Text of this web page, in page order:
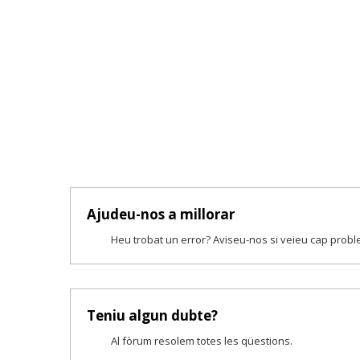
Ajudeu-nos a millorar
Heu trobat un error? Aviseu-nos si veieu cap
Teniu algun dubte?
Al fòrum resolem totes les qüestions.